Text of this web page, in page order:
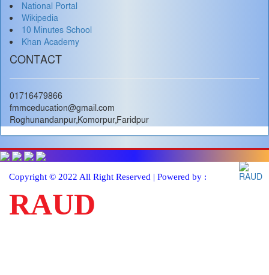
National Portal
Wikipedia
10 Minutes School
Khan Academy
CONTACT
01716479866
fmmceducation@gmail.com
Roghunandanpur,Komorpur,Faridpur
Copyright © 2022 All Right Reserved | Powered by :
RAUD